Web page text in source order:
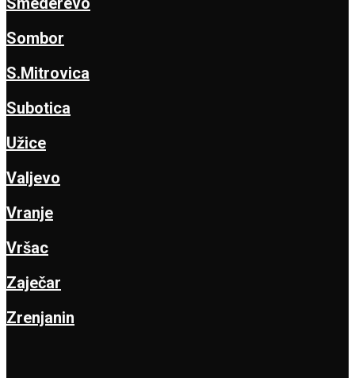
Sombor
S.Mitrovica
Subotica
Užice
Valjevo
Vranje
Vršac
Zaječar
Zrenjanin